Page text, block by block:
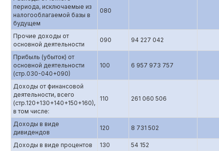
периода, исключаемые из
налогооблагаемой базы в
будущем
080
Прочие доходы от
основной деятельности
090 94 227 042
Прибыль (убыток) от
основной деятельности
(стр.0З0-040+090)
100 6 957 973 757
Доходы от финансовой
деятельности, всего
(стр.120+130+140+150+160),
в том числе:
110 261 060 506
Доходы в виде
дивидендов
120 8 731 502
Доходы в виде процентов 130
54 152